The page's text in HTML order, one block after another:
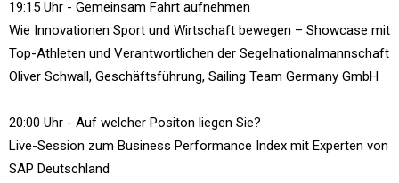
19:15 Uhr - Gemeinsam Fahrt aufnehmen
Wie Innovationen Sport und Wirtschaft bewegen – Showcase mit
Top-Athleten und Verantwortlichen der Segelnationalmannschaft
Oliver Schwall, Geschäftsführung, Sailing Team Germany GmbH
20:00 Uhr - Auf welcher Positon liegen Sie?
Live-Session zum Business Performance Index mit Experten von
SAP Deutschland